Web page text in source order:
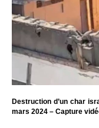
Destruction d’un char
mars 2024 – Capture